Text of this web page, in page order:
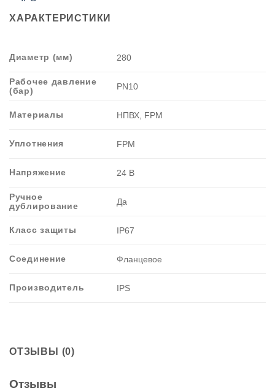
ХАРАКТЕРИСТИКИ
Диаметр (мм) 280
Рабочее давление
(бар)
PN10
Материалы НПВХ, FPM
Уплотнения FPM
Напряжение 24 В
Ручное
дублирование
Да
Класс защиты IP67
Соединение Фланцевое
Производитель IPS
ОТЗЫВЫ (0)
Отзывы